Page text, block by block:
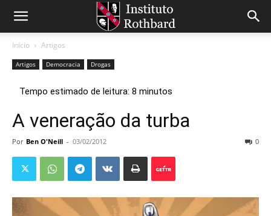
Início Artigos
Artigos Democracia Drogas
A veneração da turba
Por Ben O'Neill - 03/02/2012 0